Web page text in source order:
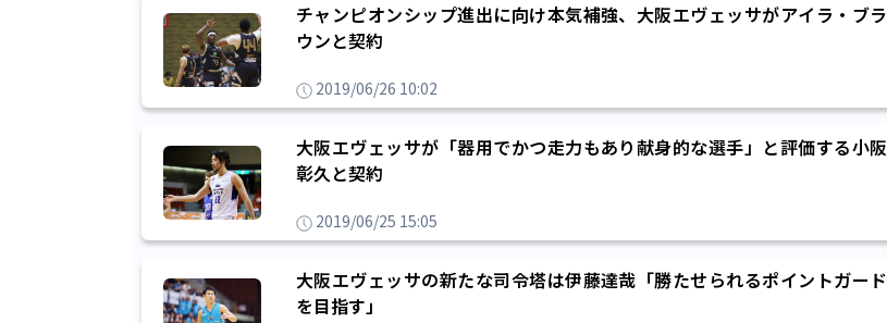
チャンピオンシップ進出に向け本気補強、大阪エヴェッサがアイラ・ブラ
ウンと契約
2019/06/26 10:02
大阪エヴェッサが「器用でかつ走力もあり献身的な選手」と評価する小阪
彰久と契約
2019/06/25 15:05
大阪エヴェッサの新たな司令塔は伊藤達哉「勝たせられるポイントガード
を目指す」